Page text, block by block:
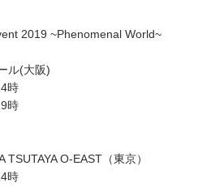
2019 ~Phenomenal World~
ル(大阪)
時
時
O-EAST（東京）
時